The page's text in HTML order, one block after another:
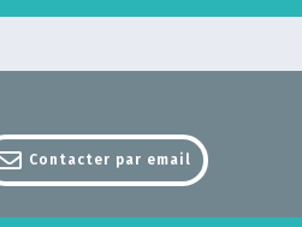
Contacter par email